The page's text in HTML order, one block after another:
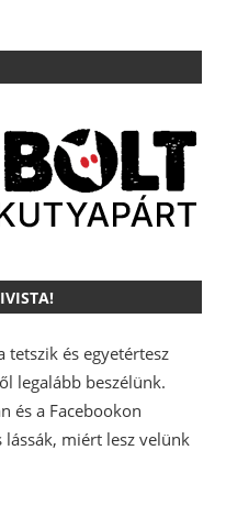
tetszik és egyetértesz
legalább beszélünk.
és a Facebookon
miért lesz velünk